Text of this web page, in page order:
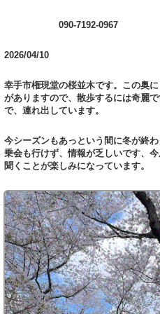
090-7192-0967
2026/04/10
幸手市権現堂の桜並木です。この奥
がありますので、散歩するには奇麗
で、連れ出しています。
今シーズンもあっという間に冬が終
乗会も行けず、情報が乏しいです、
聞くことが楽しみになっています。